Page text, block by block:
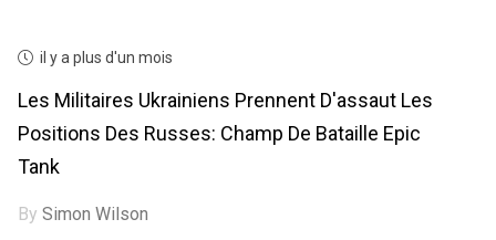
il y a plus d'un mois
Les Militaires Ukrainiens Prennent D'assaut Les
Positions Des Russes: Champ De Bataille Epic
Tank
BySimon Wilson